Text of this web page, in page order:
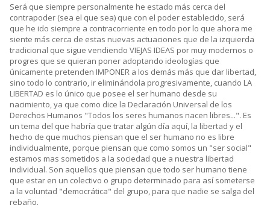
Será que siempre personalmente he estado más cerca del
contrapoder (sea el que sea) que con el poder establecido, será
que he ido siempre a contracorriente en todo por lo que ahora me
siente más cerca de estas nuevas actuaciones que de la izquierda
tradicional que sigue vendiendo VIEJAS IDEAS por muy modernos o
progres que se quieran poner adoptando ideologías que
únicamente pretenden IMPONER a los demás más que dar libertad,
sino todo lo contrario, ir eliminándola progresivamente, cuando LA
LIBERTAD es lo único que posee el ser humano desde su
nacimiento, ya que como dice la Declaración Universal de los
Derechos Humanos "Todos los seres humanos nacen libres...". Es
un tema del que habría que tratar algún día aquí, la libertad y el
hecho de que muchos piensan que el ser humano no es libre
individualmente, porque piensan que como somos un "ser social"
estamos mas sometidos a la sociedad que a nuestra libertad
individual. Son aquellos que piensan que todo ser humano tiene
que estar en un colectivo o grupo determinado para así someterse
a la voluntad "democrática" del grupo, para que nadie se salga del
rebaño.